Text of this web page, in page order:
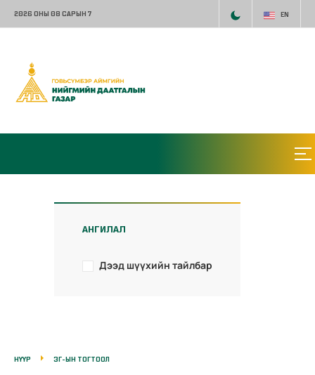
2026 ОНЫ 08 САРЫН 7 EN
АНГИЛАЛ
Дээд шүүхийн тайлбар
НҮҮР ЗГ-ЫН ТОГТООЛ